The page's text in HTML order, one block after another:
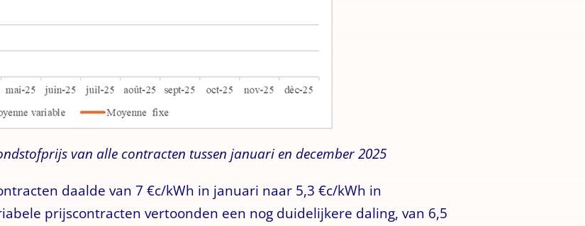
van alle contracten tussen januari en december 2025
daalde van 7 €c/kWh in januari naar 5,3 €c/kWh in
prijscontracten vertoonden een nog duidelijkere daling, van 6,5